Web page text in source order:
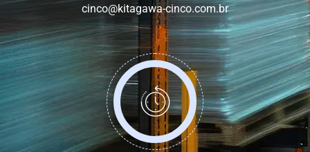
cinco@kitagawa-cinco.com.br